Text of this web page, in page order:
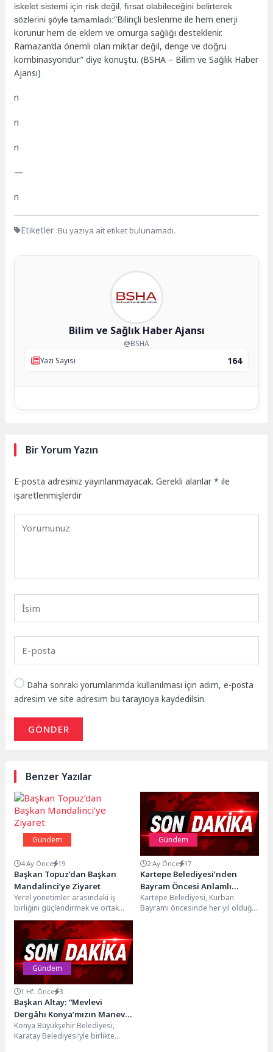
iskelet sistemi için risk değil, fırsat olabileceğini belirterek
sözlerini şöyle tamamladı:“Bilinçli beslenme ile hem enerji
korunur hem de eklem ve omurga sağlığı desteklenir.
Ramazan’da önemli olan miktar değil, denge ve doğru
kombinasyondur” diye konuştu. (BSHA – Bilim ve Sağlık Haber
Ajansı)
n
n
n
—
n
Etiketler :Bu yazıya ait etiket bulunamadı.
Bilim ve Sağlık Haber Ajansı
@BSHA
Yazı Sayısı
164
Bir Yorum Yazın
E-posta adresiniz yayınlanmayacak. Gerekli alanlar* ile
işaretlenmişlerdir
Daha sonraki yorumlarımda kullanılması için adım, e-posta
adresim ve site adresim bu tarayıcıya kaydedilsin.
GÖNDER
Benzer Yazılar
Gündem
4 Ay Önce 19
Başkan Topuz’dan Başkan
Mandalinci’ye Ziyaret
Yerel yönetimler arasındaki iş
birliğini güçlendirmek ve ortak
projeler üzerinde fikir
alışverişinde bulunmak amacıyla
düzenlenen...
Gündem
2 Ay Önce 17
Kartepe Belediyesi’nden
Bayram Öncesi Anlamlı
Hizmet
Kartepe Belediyesi, Kurban
Bayramı öncesinde her yıl olduğu
Gündem
1 Hf. Önce 3
Başkan Altay: “Mevlevi
Dergâhı Konya’mızın Manevi
Kimliğine Yakışır Bir Eser
Olarak Yükseliyor”
Konya Büyükşehir Belediyesi,
Karatay Belediyesi’yle birlikte